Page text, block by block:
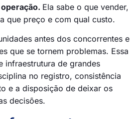
Ela sabe o que vender,
que preço e com qual custo.
antes dos concorrentes e
que se tornem problemas. Essa
infraestrutura de grandes
no registro, consistência
e a disposição de deixar os
decisões.